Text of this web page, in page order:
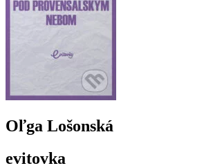
Oľga Lošonská
evitovka